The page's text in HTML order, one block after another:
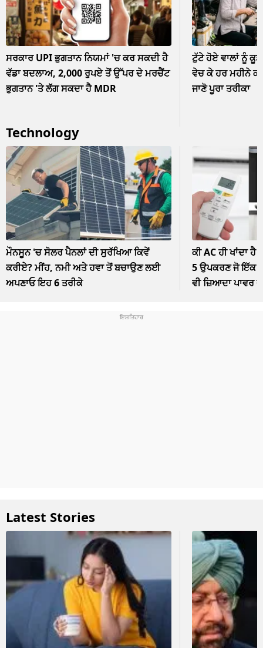
ਸਰਕਾਰ UPI ਭੁਗਤਾਨ ਨਿਯਮਾਂ 'ਚ ਕਰ ਸਕਦੀ ਹੈ
ਵੱਡਾ ਬਦਲਾਅ, 2,000 ਰੁਪਏ ਤੋਂ ਉੱਪਰ ਦੇ ਮਰਚੈਂਟ
ਭੁਗਤਾਨ 'ਤੇ ਲੱਗ ਸਕਦਾ ਹੈ MDR
ਟੁੱਟੇ ਹੋਏ ਵਾਲਾਂ ਨੂੰ
ਵੇਚ ਕੇ ਹਰ ਮਹੀਨੇ
ਜਾਣੋ ਪੂਰਾ ਤਰੀਕਾ
Technology
ਮੌਨਸੂਨ 'ਚ ਸੋਲਰ ਪੈਨਲਾਂ ਦੀ ਸੁਰੱਖਿਆ ਕਿਵੇਂ
ਕਰੀਏ? ਮੀਂਹ, ਨਮੀ ਅਤੇ ਹਵਾ ਤੋਂ ਬਚਾਉਣ ਲਈ
ਅਪਣਾਓ ਇਹ 6 ਤਰੀਕੇ
ਕੀ AC ਹੀ ਖਾਂਦਾ
5 ਉਪਕਰਣ ਜੋ ਇੱਕ
ਵੀ ਜ਼ਿਆਦਾ ਪਾਵਰ
Latest Stories